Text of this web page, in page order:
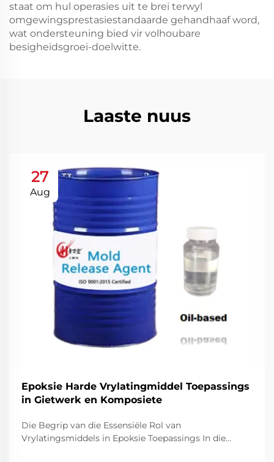
staat om hul operasies uit te brei terwyl
omgewingsprestasiestandaarde gehandhaaf word,
wat ondersteuning bied vir volhoubare
besigheidsgroei-doelwitte.
Laaste nuus
27
Aug
Epoksie Harde Vrylatingmiddel Toepassings
in Gietwerk en Komposiete
Die Begrip van die Essensiële Rol van
Vrylatingsmiddels in Epoksie Toepassings In die